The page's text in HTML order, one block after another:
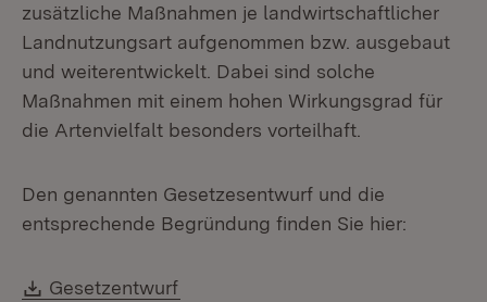
zusätzliche Maßnahmen je landwirtschaftlicher
Landnutzungsart aufgenommen bzw. ausgebaut
und weiterentwickelt. Dabei sind solche
Maßnahmen mit einem hohen Wirkungsgrad für
die Artenvielfalt besonders vorteilhaft.
Den genannten Gesetzesentwurf und die
entsprechende Begründung finden Sie hier:
Download:
Gesetzentwurf